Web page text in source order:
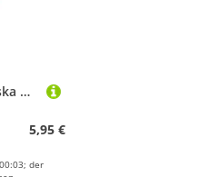
ZECK - Tungsten Cheburaska Head - Zwei Gewichte | 7g | Pink
5,95 €
der